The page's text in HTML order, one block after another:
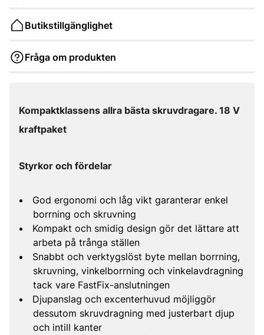
Butikstillgänglighet
Fråga om produkten
Kompaktklassens allra bästa skruvdragare. 18 V
kraftpaket
Styrkor och fördelar
God ergonomi och låg vikt garanterar enkel
borrning och skruvning
Kompakt och smidig design gör det lättare att
arbeta på trånga ställen
Snabbt och verktygslöst byte mellan borrning,
skruvning, vinkelborrning och vinkelavdragning
tack vare FastFix-anslutningen
Djupanslag och excenterhuvud möjliggör
dessutom skruvdragning med justerbart djup
och intill kanter